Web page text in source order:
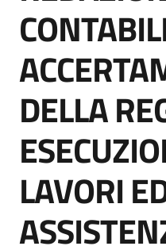
site
Seguici
su
DELLA
LAVORI